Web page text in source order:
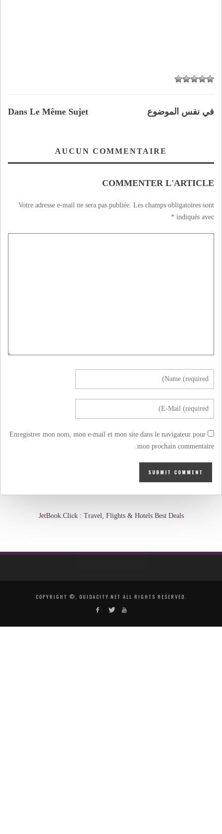
Dans Le Même Sujet في نفس الموضوع
AUCUN COMMENTAIRE
COMMENTER L'ARTICLE
Votre adresse e-mail ne sera pas publiée. Les champs obligatoires sont
indiqués avec
*
Enregistrer mon nom, mon e-mail et mon site dans le navigateur pour
mon prochain commentaire.
JetBook.Click : Travel, Flights & Hotels Best Deals
COPYRIGHT ©, OUJDACITY.NET ALL RIGHTS RESERVED.